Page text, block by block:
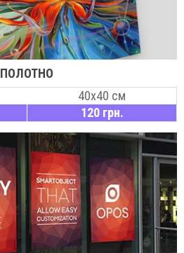
ПОЛОТНО
40х40 см
120 грн.